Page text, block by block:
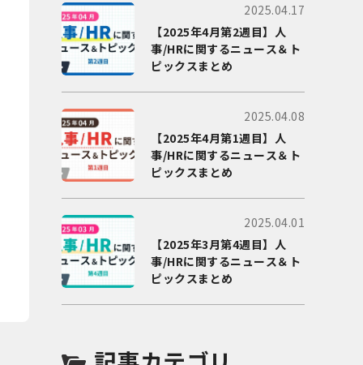
2025.04.17
【2025年4月第2週目】人
事/HRに関するニュース＆ト
ピックスまとめ
2025.04.08
【2025年4月第1週目】人
事/HRに関するニュース＆ト
ピックスまとめ
2025.04.01
【2025年3月第4週目】人
事/HRに関するニュース＆ト
ピックスまとめ